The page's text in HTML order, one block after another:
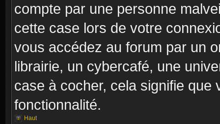
compte par une personne
cette case lors de votre
vous accédez au forum par un
librairie, un cybercafé, une
case à cocher, cela signifie
fonctionnalité.
Haut